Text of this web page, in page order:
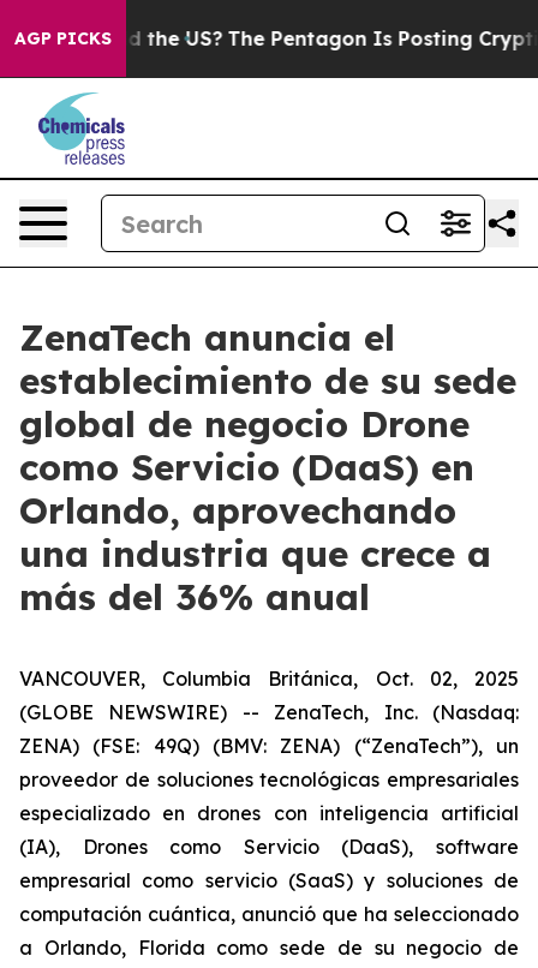
AGP PICKS
the US? The Pentagon Is Posting Cryptic
ZenaTech anuncia el
establecimiento de su sede
global de negocio Drone
como Servicio (DaaS) en
Orlando, aprovechando
una industria que crece a
más del 36% anual
VANCOUVER, Columbia Británica, Oct. 02, 2025
(GLOBE NEWSWIRE) -- ZenaTech, Inc. (Nasdaq:
ZENA) (FSE: 49Q) (BMV: ZENA) (“ZenaTech”), un
proveedor de soluciones tecnológicas empresariales
especializado en drones con inteligencia artificial
(IA), Drones como Servicio (DaaS), software
empresarial como servicio (SaaS) y soluciones de
computación cuántica, anunció que ha seleccionado
a Orlando, Florida como sede de su negocio de